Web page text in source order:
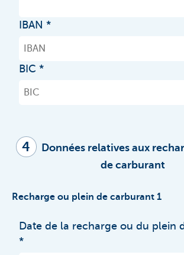
IBAN
BIC
4
Données relatives aux
de carburant
Recharge ou plein de carburant 1
Date de la recharge ou du plein